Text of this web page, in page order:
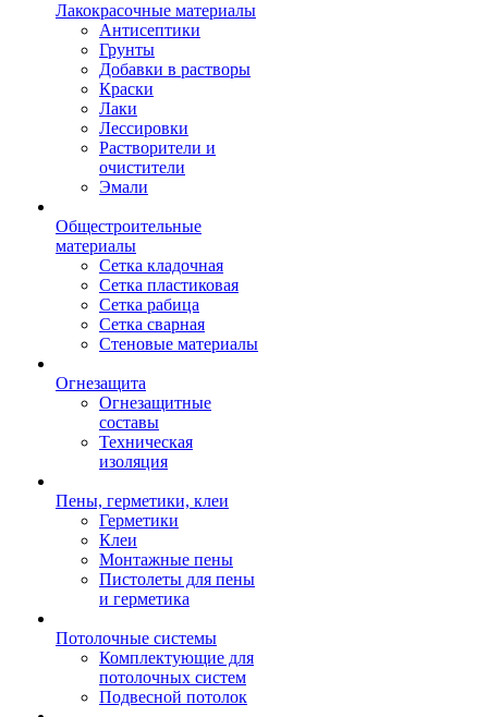
Лакокрасочные материалы
Антисептики
Грунты
Добавки в растворы
Краски
Лаки
Лессировки
Растворители и
очистители
Эмали
Общестроительные
материалы
Сетка кладочная
Сетка пластиковая
Сетка рабица
Сетка сварная
Стеновые материалы
Огнезащита
Огнезащитные
составы
Техническая
изоляция
Пены, герметики, клеи
Герметики
Клеи
Монтажные пены
Пистолеты для пены
и герметика
Потолочные системы
Комплектующие для
потолочных систем
Подвесной потолок